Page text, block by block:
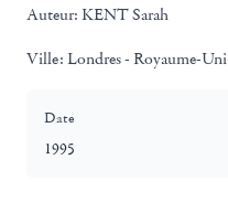
Auteur: KENT Sarah
Ville: Londres - Royaume-Uni
Date
1995